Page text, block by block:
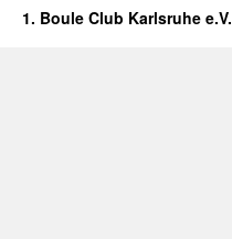
1. Boule Club Karlsruhe e.V.